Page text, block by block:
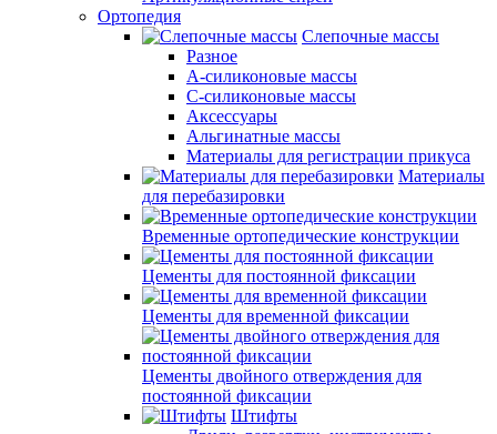
Ортопедия
Слепочные массы
Разное
А-силиконовые массы
С-силиконовые массы
Аксессуары
Альгинатные массы
Материалы для регистрации прикуса
Материалы
для перебазировки
Временные ортопедические конструкции
Цементы для постоянной фиксации
Цементы для временной фиксации
Цементы двойного отверждения для
постоянной фиксации
Штифты